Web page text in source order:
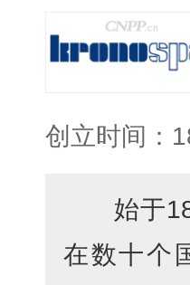
创立时间：
始于
在数十个